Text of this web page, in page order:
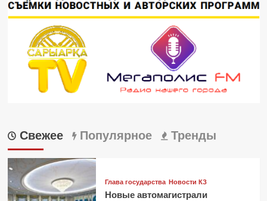
Свежее Популярное Тренды
Глава государства Новости КЗ
Новые автомагистрали